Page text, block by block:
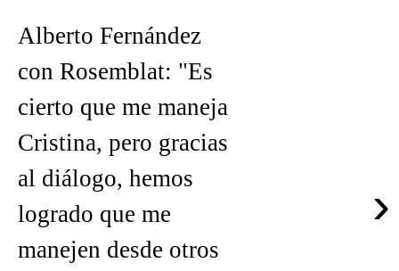
Alberto Fernández
con Rosemblat: "Es
cierto que me maneja
Cristina, pero gracias
al diálogo, hemos
logrado que me
manejen desde otros
›